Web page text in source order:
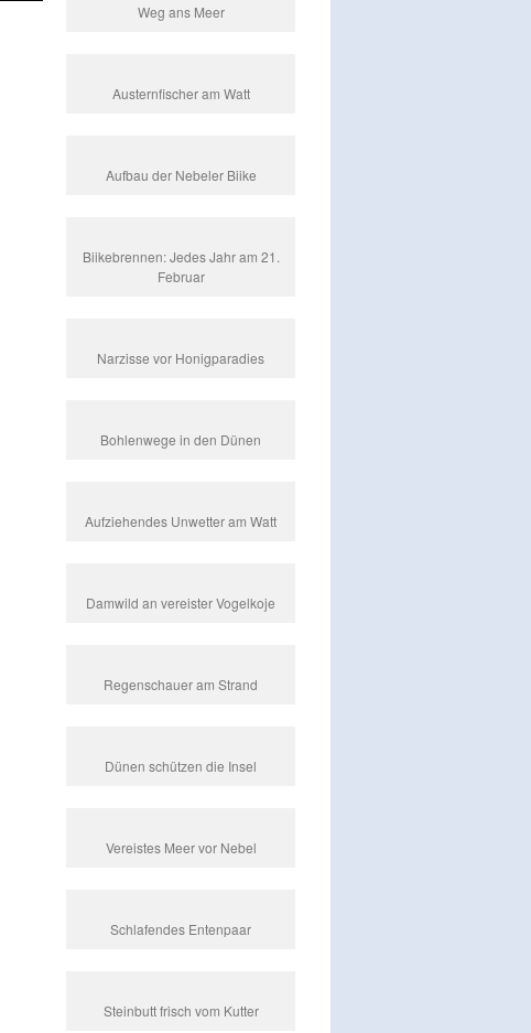
Weg ans Meer
Austernfischer am Watt
Aufbau der Nebeler Biike
Biikebrennen: Jedes Jahr am 21.
Februar
Narzisse vor Honigparadies
Bohlenwege in den Dünen
Aufziehendes Unwetter am Watt
Damwild an vereister Vogelkoje
Regenschauer am Strand
Dünen schützen die Insel
Vereistes Meer vor Nebel
Schlafendes Entenpaar
Steinbutt frisch vom Kutter